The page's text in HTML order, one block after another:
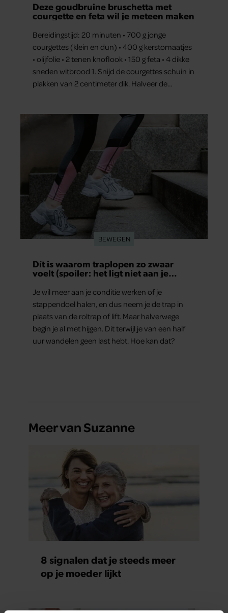
Deze goudbruine bruschetta met
courgette en feta wil je meteen maken
Bereidingstijd: 20 minuten • 700 g jonge
courgettes (klein en dun) • 400 g kerstomaatjes
• olijfolie • 2 tenen knoflook • 150 g feta • 4 dikke
sneden witbrood 1. Snijd de courgettes schuin in
plakken van 2 centimeter dik. Halveer de
BEWEGEN
Dít is waarom traplopen zo zwaar
voelt (spoiler: het ligt niet aan je
Je wil meer aan je conditie werken of je
stappendoel halen, en dus neem je de trap in
plaats van de roltrap of lift. Maar halverwege
begin je al met hijgen. Dit terwijl je van een half
uur wandelen geen last hebt. Hoe kan dat?
Meer van Suzanne
8 signalen dat je steeds meer
op je moeder lijkt